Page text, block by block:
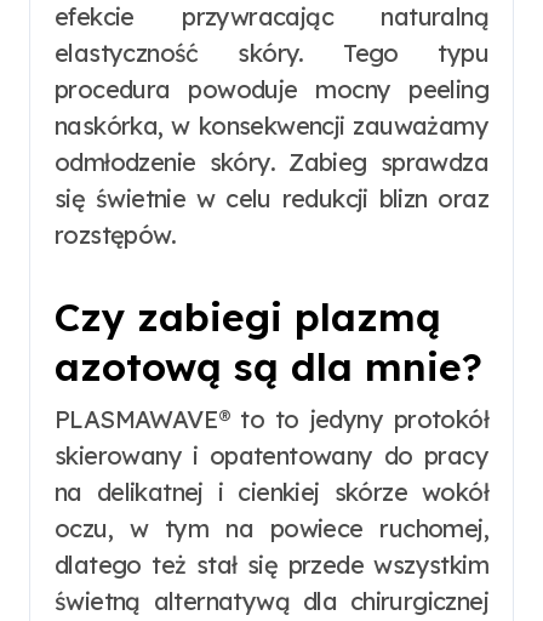
efekcie przywracając naturalną
elastyczność skóry. Tego typu
procedura powoduje mocny peeling
naskórka, w konsekwencji zauważamy
odmłodzenie skóry. Zabieg sprawdza
się świetnie w celu redukcji blizn oraz
rozstępów.
Czy zabiegi plazmą
azotową są dla mnie?
PLASMAWAVE® to to jedyny protokół
skierowany i opatentowany do pracy
na delikatnej i cienkiej skórze wokół
oczu, w tym na powiece ruchomej,
dlatego też stał się przede wszystkim
świetną alternatywą dla chirurgicznej